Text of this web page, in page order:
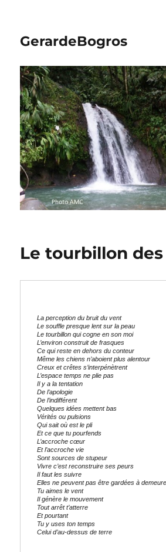
GerardeBogros
Le tourbillon
La perception du bruit du vent
Le souffle presque lent sur la peau
Le tourbillon qui cogne en son moi
L’environ construit de frasques
Ce qui reste en dehors du conteur
Même les chiens n’aboient plus alentour
Creux et crêtes s’interpénètrent
L’espace temps ne plie pas
Il y a la tentation
De l’apologie
De l’indifférent
Quelques idées mettent bas
Vérités ou pulsions
Qui sait où est le pli
Et ce que tu pourfends
L’accroche cœur
Et l’accroche vie
Sont sources de stupeur
Vivre c’est reconstruire ses peurs
Il faut les suivre
Elles ne peuvent pas être gardées à demeure
Tu aimes le vent
Il génère le mouvement
Tout arrêt t’atterre
Et pourtant
Tu y uses ton temps
Celui d’au-dessus de terre